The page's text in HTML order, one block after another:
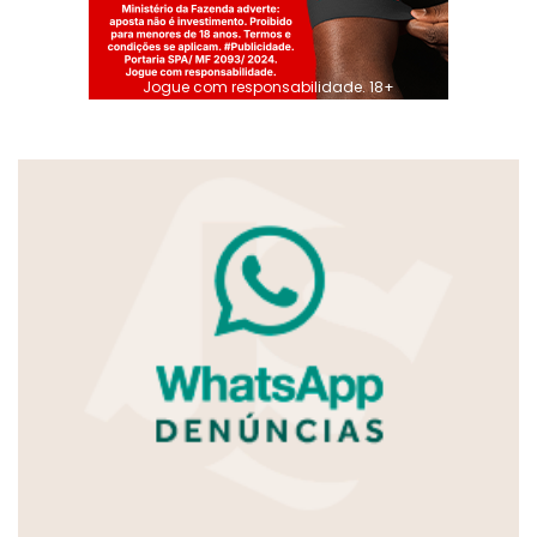
Jogue com responsabilidade. 18+